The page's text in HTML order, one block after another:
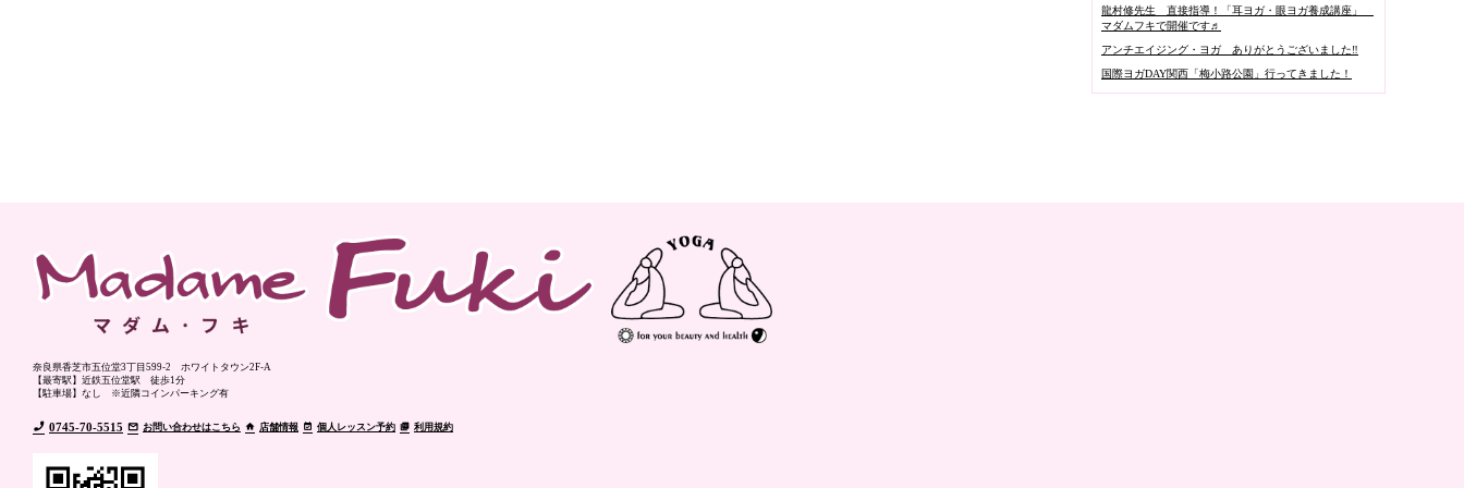
龍村修先生 直接指導！「耳ヨガ・眼ヨガ養成講座」
マダムフキで開催です♬
アンチエイジング・ヨガ ありがとうございました‼️
国際ヨガDAY関西「梅小路公園」行ってきました！
奈良県香芝市五位堂3丁目599-2 ホワイトタウン2F-A
【最寄駅】近鉄五位堂駅 徒歩1分
【駐車場】なし ※近隣コインパーキング有
0745-70-5515 お問い合わせはこちら 店舗情報 個人レッスン予約 利用規約